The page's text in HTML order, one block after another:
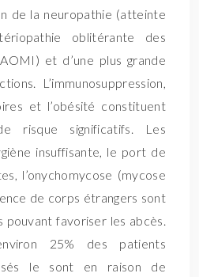
de la neuropathie (atteinte
oblitérante des
et d’une plus grande
L’immunosuppression,
et l’obésité constituent
risque significatifs. Les
insuffisante, le port de
l’onychomycose (mycose
de corps étrangers sont
favoriser les abcès.
25% des patients
le sont en raison de